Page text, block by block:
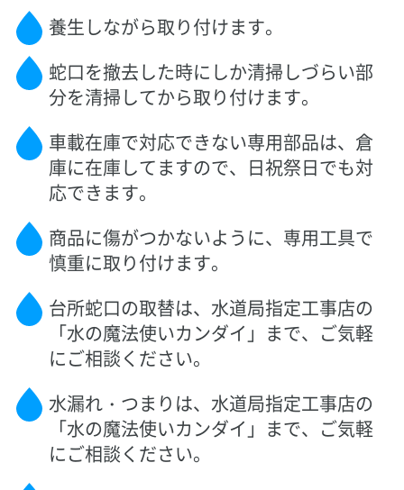
養生しながら取り付けます。
蛇口を撤去した時にしか清掃しづらい部
分を清掃してから取り付けます。
車載在庫で対応できない専用部品は、倉
庫に在庫してますので、日祝祭日でも対
応できます。
商品に傷がつかないように、専用工具で
慎重に取り付けます。
台所蛇口の取替は、水道局指定工事店の
「水の魔法使いカンダイ」まで、ご気軽
にご相談ください。
水漏れ・つまりは、水道局指定工事店の
「水の魔法使いカンダイ」まで、ご気軽
にご相談ください。